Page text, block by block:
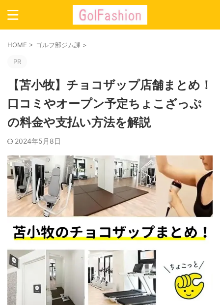
HOME > ゴルフ部ジム課 >
PR
【苫小牧】チョコザップ店舗まとめ！
口コミやオープン予定ちょこざっぷ
の料金や支払い方法を解説
2024年5月8日